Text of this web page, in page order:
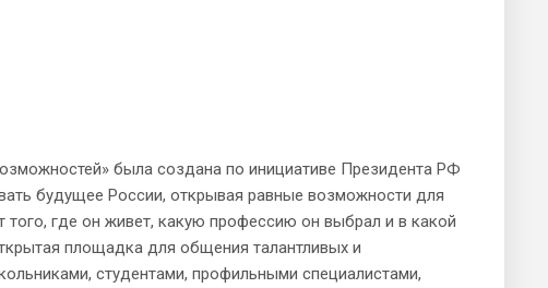
была создана по инициативе Президента РФ
будущее России, открывая равные возможности для
где он живет, какую профессию он выбрал и в какой
площадка для общения талантливых и
студентами, профильными специалистами,